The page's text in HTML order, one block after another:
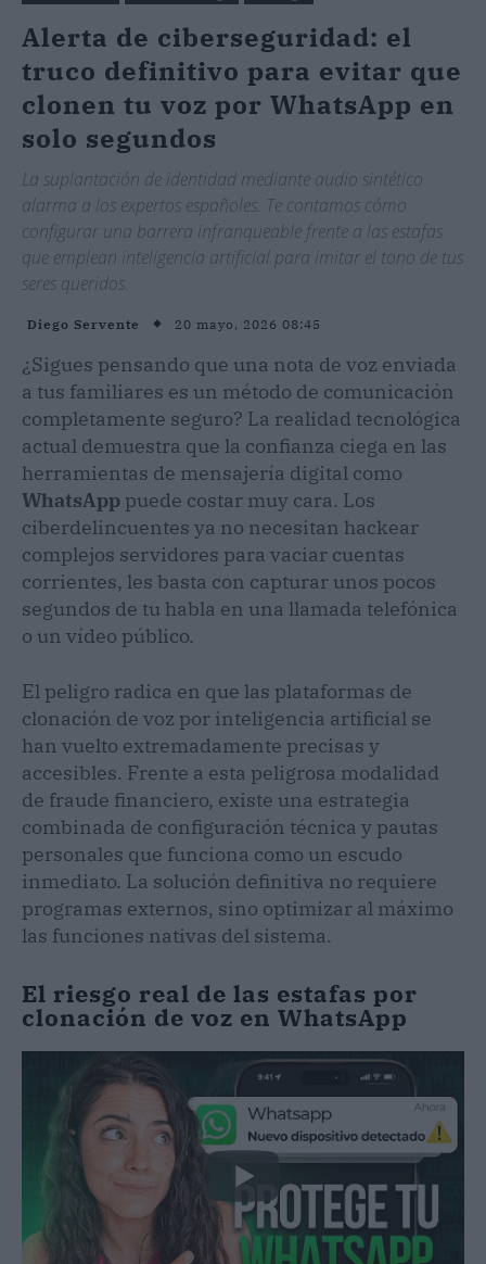
Alerta de ciberseguridad: el
truco definitivo para evitar que
clonen tu voz por WhatsApp en
solo segundos
La suplantación de identidad mediante audio sintético
alarma a los expertos españoles. Te contamos cómo
configurar una barrera infranqueable frente a las estafas
que emplean inteligencia artificial para imitar el tono de tus
seres queridos.
Diego Servente 20 mayo, 2026 08:45
¿Sigues pensando que una nota de voz enviada
a tus familiares es un método de comunicación
completamente seguro? La realidad tecnológica
actual demuestra que la confianza ciega en las
herramientas de mensajería digital como
WhatsApp puede costar muy cara. Los
ciberdelincuentes ya no necesitan hackear
complejos servidores para vaciar cuentas
corrientes, les basta con capturar unos pocos
segundos de tu habla en una llamada telefónica
o un vídeo público.
El peligro radica en que las plataformas de
clonación de voz por inteligencia artificial se
han vuelto extremadamente precisas y
accesibles. Frente a esta peligrosa modalidad
de fraude financiero, existe una estrategia
combinada de configuración técnica y pautas
personales que funciona como un escudo
inmediato. La solución definitiva no requiere
programas externos, sino optimizar al máximo
las funciones nativas del sistema.
El riesgo real de las estafas por
clonación de voz en WhatsApp